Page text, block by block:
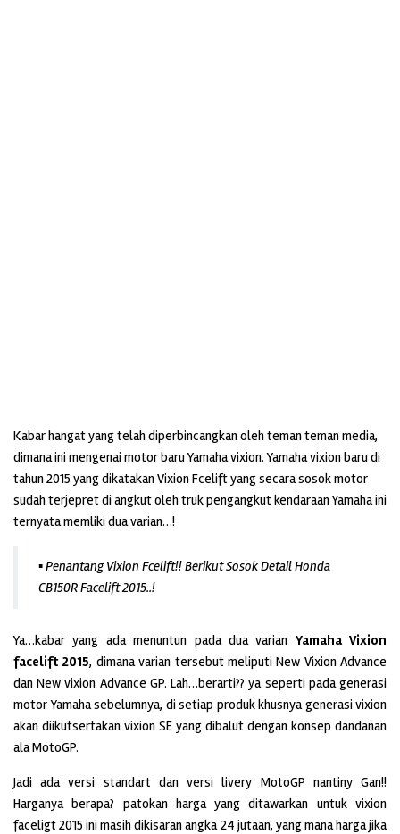
Kabar hangat yang telah diperbincangkan oleh teman teman media,
dimana ini mengenai motor baru Yamaha vixion. Yamaha vixion baru di
tahun 2015 yang dikatakan Vixion Fcelift yang secara sosok motor
sudah terjepret di angkut oleh truk pengangkut kendaraan Yamaha ini
ternyata memliki dua varian…!
▪ Penantang Vixion Fcelift!! Berikut Sosok Detail Honda
CB150R Facelift 2015..!
Ya…kabar yang ada menuntun pada dua varian Yamaha Vixion
facelift 2015, dimana varian tersebut meliputi New Vixion Advance
dan New vixion Advance GP. Lah…berarti?? ya seperti pada generasi
motor Yamaha sebelumnya, di setiap produk khusnya generasi vixion
akan diikutsertakan vixion SE yang dibalut dengan konsep dandanan
ala MotoGP.
Jadi ada versi standart dan versi livery MotoGP nantiny Gan!!
Harganya berapa? patokan harga yang ditawarkan untuk vixion
faceligt 2015 ini masih dikisaran angka 24 jutaan, yang mana harga jika